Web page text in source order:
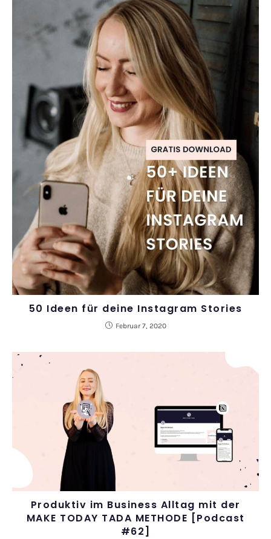
50 Ideen für deine Instagram Stories
Februar 7, 2020
Produktiv im Business Alltag mit der
MAKE TODAY TADA METHODE [Podcast
#62]